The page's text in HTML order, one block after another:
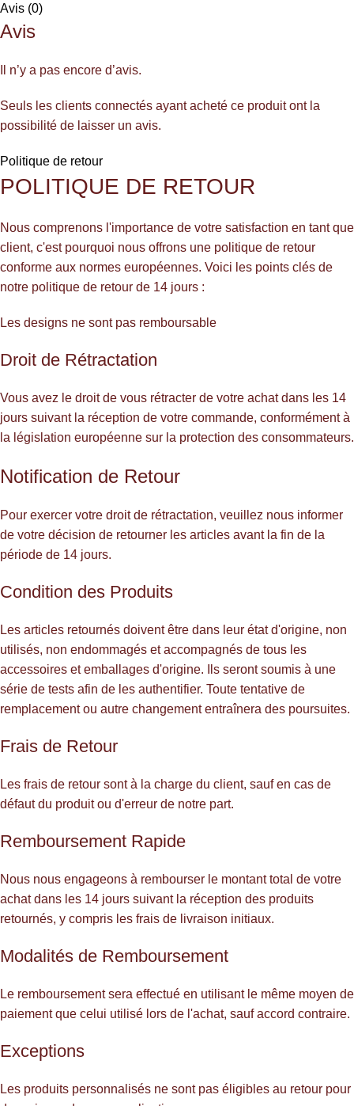
Avis (0)
Avis
Il n’y a pas encore d’avis.
Seuls les clients connectés ayant acheté ce produit ont la
possibilité de laisser un avis.
Politique de retour
POLITIQUE DE RETOUR
Nous comprenons l'importance de votre satisfaction en tant que
client, c'est pourquoi nous offrons une politique de retour
conforme aux normes européennes. Voici les points clés de
notre politique de retour de 14 jours :
Les designs ne sont pas remboursable
Droit de Rétractation
Vous avez le droit de vous rétracter de votre achat dans les 14
jours suivant la réception de votre commande, conformément à
la législation européenne sur la protection des consommateurs.
Notification de Retour
Pour exercer votre droit de rétractation, veuillez nous informer
de votre décision de retourner les articles avant la fin de la
période de 14 jours.
Condition des Produits
Les articles retournés doivent être dans leur état d'origine, non
utilisés, non endommagés et accompagnés de tous les
accessoires et emballages d'origine. Ils seront soumis à une
série de tests afin de les authentifier. Toute tentative de
remplacement ou autre changement entraînera des poursuites.
Frais de Retour
Les frais de retour sont à la charge du client, sauf en cas de
défaut du produit ou d'erreur de notre part.
Remboursement Rapide
Nous nous engageons à rembourser le montant total de votre
achat dans les 14 jours suivant la réception des produits
retournés, y compris les frais de livraison initiaux.
Modalités de Remboursement
Le remboursement sera effectué en utilisant le même moyen de
paiement que celui utilisé lors de l'achat, sauf accord contraire.
Exceptions
Les produits personnalisés ne sont pas éligibles au retour pour